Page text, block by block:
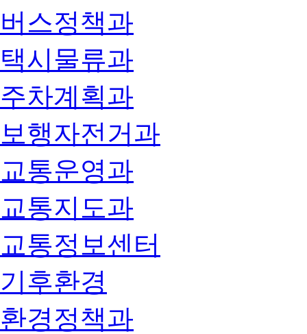
버스정책과
택시물류과
주차계획과
보행자전거과
교통운영과
교통지도과
교통정보센터
기후환경
환경정책과